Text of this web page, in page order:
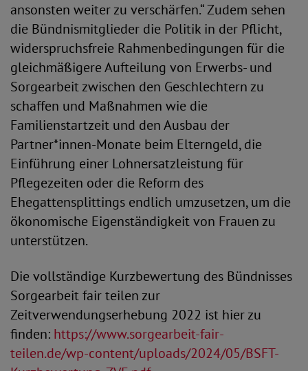
ansonsten weiter zu verschärfen.“ Zudem sehen
die Bündnismitglieder die Politik in der Pflicht,
widerspruchsfreie Rahmenbedingungen für die
gleichmäßigere Aufteilung von Erwerbs- und
Sorgearbeit zwischen den Geschlechtern zu
schaffen und Maßnahmen wie die
Familienstartzeit und den Ausbau der
Partner*innen-Monate beim Elterngeld, die
Einführung einer Lohnersatzleistung für
Pflegezeiten oder die Reform des
Ehegattensplittings endlich umzusetzen, um die
ökonomische Eigenständigkeit von Frauen zu
unterstützen.
Die vollständige Kurzbewertung des Bündnisses
Sorgearbeit fair teilen zur
Zeitverwendungserhebung 2022 ist hier zu
finden: https://www.sorgearbeit-fair-
teilen.de/wp-content/uploads/2024/05/BSFT-